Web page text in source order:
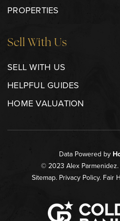
PROPERTIES
Sell With Us
SELL WITH US
HELPFUL GUIDES
HOME VALUATION
Data Powered by
© 2023 Alex
Sitemap. Privacy Policy. Fair